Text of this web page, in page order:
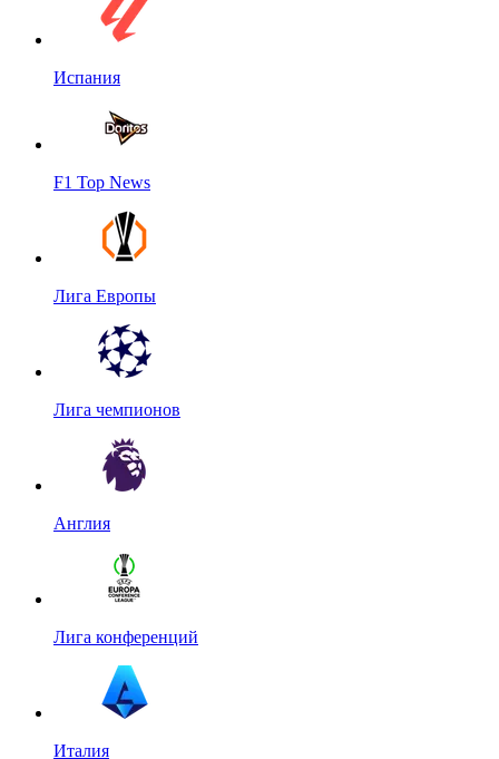
Испания
F1 Top News
Лига Европы
Лига чемпионов
Англия
Лига конференций
Италия